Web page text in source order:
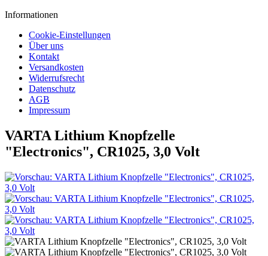
Informationen
Cookie-Einstellungen
Über uns
Kontakt
Versandkosten
Widerrufsrecht
Datenschutz
AGB
Impressum
VARTA Lithium Knopfzelle
"Electronics", CR1025, 3,0 Volt